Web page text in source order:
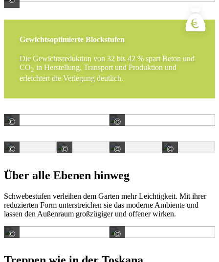
Gewichtsoptimierte Blockstufen
Die Gewichtsreduktion von 32 bis 42 % spart Beton und
CO2 in Herstellung, Transport und Produktion und
erleichtert die Verlegung deutlich.
© KANN GmbH Baustoffwerke
©
© Klostermann GmbH & Co. KG
© Klostermann GmbH & Co. KG
© Klostermann GmbH &
©
Über alle Ebenen hinweg
Schwebestufen verleihen dem Garten mehr Leichtigkeit. Mit ihrer
reduzierten Form unterstreichen sie das moderne Ambiente und
lassen den Außenraum großzügiger und offener wirken.
© METTEN Stein+Design GmbH & Co. KG
©